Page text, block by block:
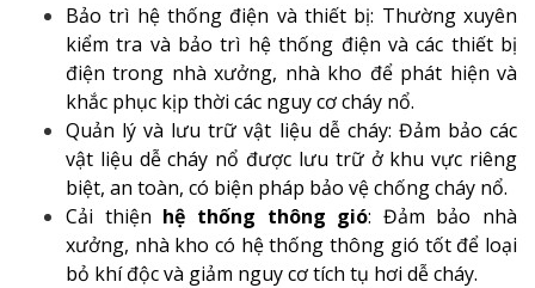
Bảo trì hệ thống điện và thiết bị: Thường xuyên
kiểm tra và bảo trì hệ thống điện và các thiết bị
điện trong nhà xưởng, nhà kho để phát hiện và
khắc phục kịp thời các nguy cơ cháy nổ.
Quản lý và lưu trữ vật liệu dễ cháy: Đảm bảo các
vật liệu dễ cháy nổ được lưu trữ ở khu vực riêng
biệt, an toàn, có biện pháp bảo vệ chống cháy nổ.
Cải thiện hệ thống thông gió: Đảm bảo nhà
xưởng, nhà kho có hệ thống thông gió tốt để loại
bỏ khí độc và giảm nguy cơ tích tụ hơi dễ cháy.